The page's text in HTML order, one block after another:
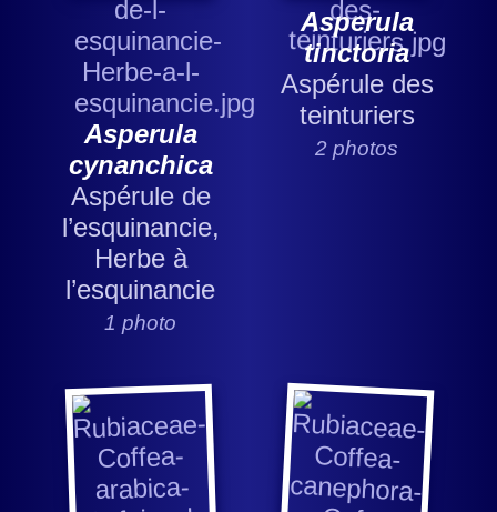
Asperula
cynanchica
Aspérule de
l’esquinancie,
Herbe à
l’esquinancie
1 photo
Asperula
tinctoria
Aspérule des
teinturiers
2 photos